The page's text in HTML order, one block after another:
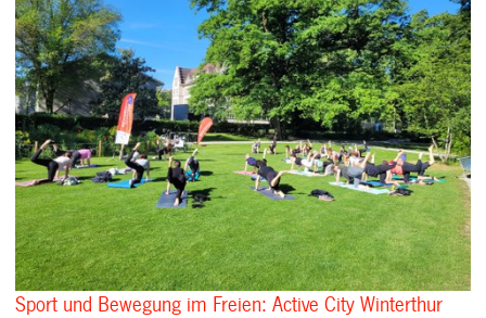
Sport und Bewegung im Freien: Active City Winterthur